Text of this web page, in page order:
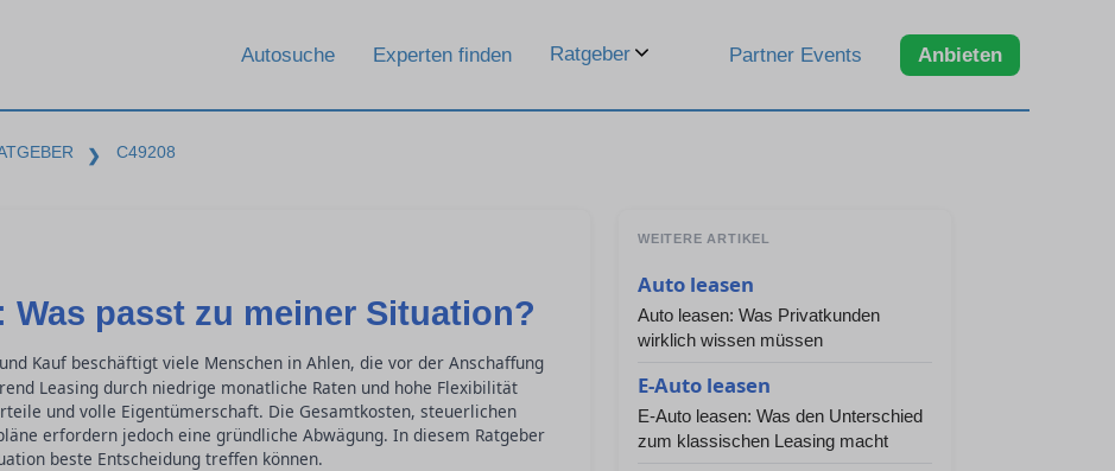
Autosuche Experten finden Ratgeber Partner Events Anbieten
❯ C49208
Was passt zu meiner Situation?
und Kauf beschäftigt viele Menschen in Ahlen, die vor der Anschaffung
Leasing durch niedrige monatliche Raten und hohe Flexibilität
und volle Eigentümerschaft. Die Gesamtkosten, steuerlichen
erfordern jedoch eine gründliche Abwägung. In diesem Ratgeber
beste Entscheidung treffen können.
WEITERE ARTIKEL
Auto leasen
Auto leasen: Was Privatkunden
wirklich wissen müssen
E-Auto leasen
E-Auto leasen: Was den Unterschied
zum klassischen Leasing macht